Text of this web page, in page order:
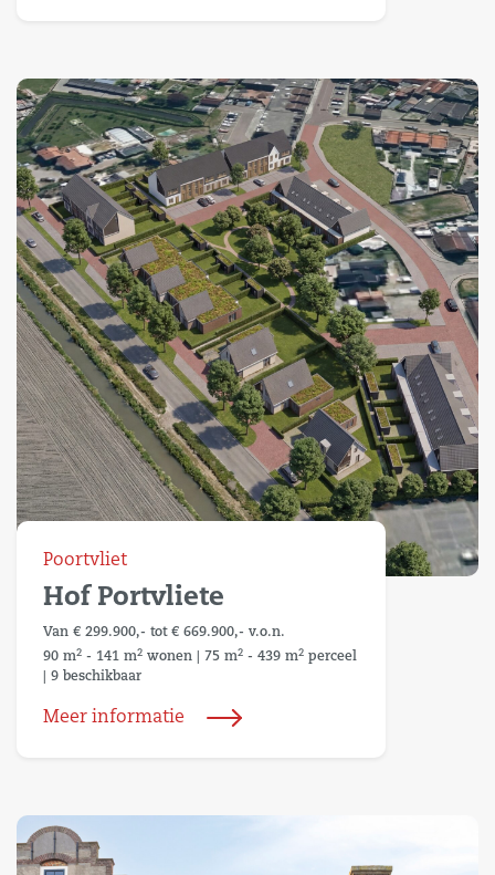
Poortvliet
Hof Portvliete
Van € 299.900,- tot € 669.900,- v.o.n.
90 m2 - 141 m2 wonen 75 m2 - 439 m2 perceel
9 beschikbaar
Meer informatie